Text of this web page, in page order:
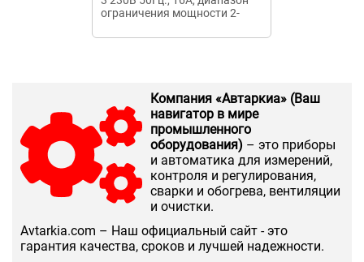
ограничения мощности 2-
Компания «Автаркиа» (Ваш
навигатор в мире
промышленного
оборудования) – это приборы
и автоматика для измерений,
контроля и регулирования,
сварки и обогрева, вентиляции
и очистки.
Аvtarkia.com – Наш официальный сайт - это
гарантия качества, сроков и лучшей надежности.